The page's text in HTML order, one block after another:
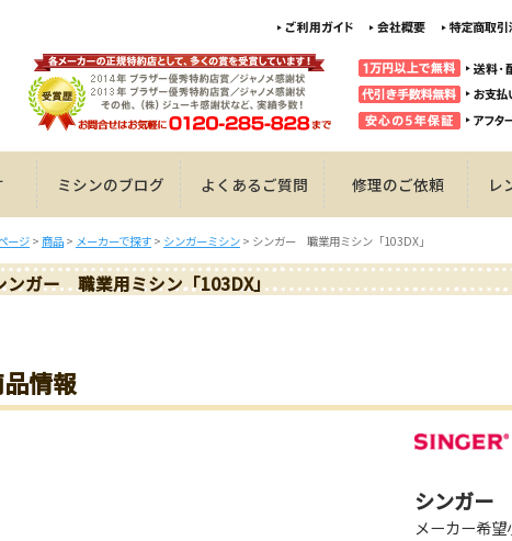
ミシンのブログ よくあるご質問 修理のご依頼 レ
ージ > 商品 > メーカーで探す > シンガーミシン > シンガー 職業用ミシン「103DX」
ンガー 職業用ミシン「103DX」
情報
シンガー
メーカー希